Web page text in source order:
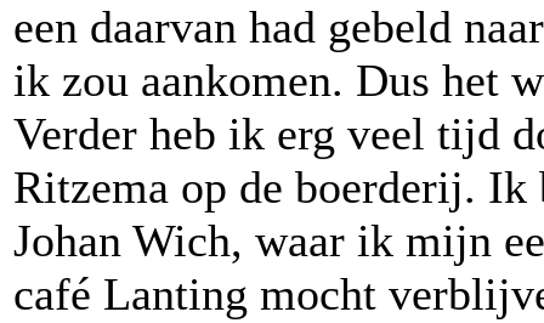
een daarvan had gebeld
ik zou aankomen. Dus het
Verder heb ik erg veel tijd
Ritzema op de boerderij.
Johan Wich, waar ik mijn
café Lanting mocht